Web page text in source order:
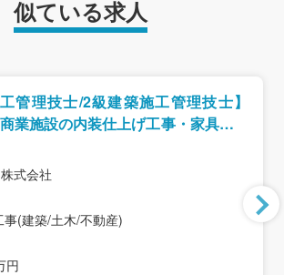
似ている求人
管理技士/2級建築施工管理技士】
業施設の内装仕上げ工事・家具設置
式会社
(建築/土木/不動産)
円